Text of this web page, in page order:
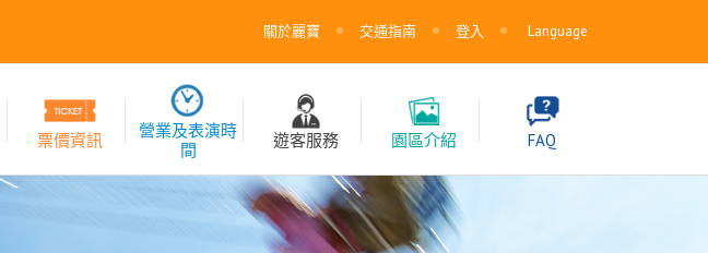
關於麗寶 交通指南 登入 Language
票價資訊
營業及表演時
間
遊客服務 園區介紹 FAQ